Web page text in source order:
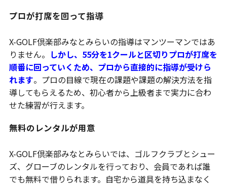
プロが打席を回って指導
X-GOLF倶楽部みなとみらいの指導はマンツーマンではあ
りません。 しかし、55分を1クールと区切りプロが打席を
順番に回っていくため、プロから直接的に指導が受けら
れます。プロの目線で現在の課題や課題の解決方法を指
導してもらえるため、初心者から上級者まで実力に合わ
せた練習が行えます。
無料のレンタルが用意
X-GOLF倶楽部みなとみらいでは、ゴルフクラブとシュー
ズ、グローブのレンタルを行っており、会員であれば誰
でも無料で借りられます。自宅から道具を持ち込まなく